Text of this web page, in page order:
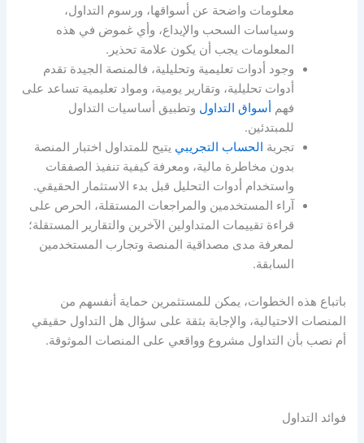
معلومات واضحة عن أسواقها، ورسوم التداول،
وسياسات السحب والإيداع، وأي غموض في هذه
المعلومات يجب أن يكون علامة تحذير.
وجود أدوات تعليمية وتحليلية، فالمنصة الجيدة تقدم
أدوات تحليلية، وتقارير يومية، ومواد تعليمية تساعد على
فهمأسواق التداول وتطبيق أساسيات التداول
للمبتدئين.
تجربة الحساب التجريبي يتيح للمتداول اختبار المنصة
بدون مخاطرة مالية، ومعرفة كيفية تنفيذ الصفقات
واستخدام أدوات التحليل قبل بدء الاستثمار الحقيقي.
آراء المستخدمين والمراجعات المستقلة، الحرص على
قراءة تقييمات المتداولين الآخرين والتقارير المستقلة؛
لمعرفة مدى مصداقية المنصة وتجارب المستخدمين
السابقة.
باتباع هذه الخطوات، يمكن للمستثمرين حماية أنفسهم من
المنصات الاحتيالية، والإجابة بثقة على سؤال هل التداول حقيقي
أم نصببأن التداول مشروع وواقعي على المنصات الموثوقة.
فوائد التداول